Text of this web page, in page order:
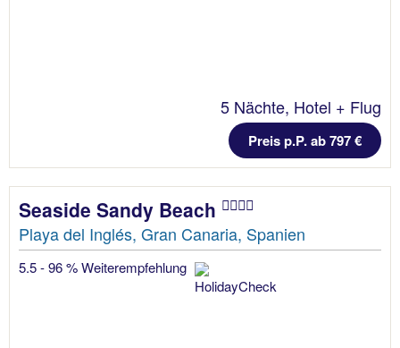
5 Nächte, Hotel + Flug
Preis p.P. ab 797 €
Seaside Sandy Beach
Playa del Inglés, Gran Canaria, Spanien
5.5 - 96 % Weiterempfehlung